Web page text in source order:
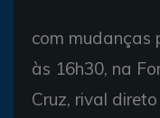
com
às 16h30, na
Cruz, rival